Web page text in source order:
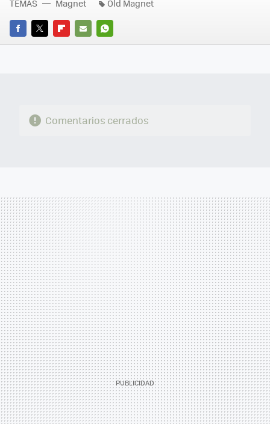
FACEBOOK
TWITTERFLIPBOARD
E-
WHATSAPP
TEMAS Magnet Old Magnet
Comentarios cerrados